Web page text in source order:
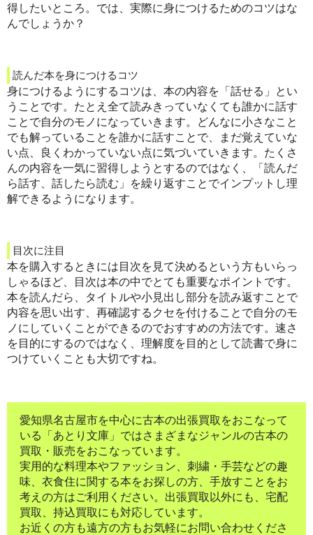
得したいところ。では、実際に身につけるためのコツはな
んでしょうか？
読んだ本を身につけるコツ
身につけるようにするコツは、本の内容を「話せる」とい
うことです。たとえ全て読みきっていなくても誰かに話す
ことで自分のモノになっていきます。どんなに小さなこと
でも解っていることを誰かに話すことで、まだ覚えていな
い点、良くわかっていない点に気づいていきます。たくさ
んの内容を一気に習得しようとするのではなく、「読んだ
ら話す、話したら読む」を繰り返すことでインプットし理
解できるようになります。
目次に注目
本を購入するときには目次を見て決めるという方もいらっ
しゃるほど、目次は本の中でとても重要なポイントです。
本を読んだら、タイトルや小見出し部分を読み返すことで
内容を思い出す、再確認するクセを付けることで自分のモ
ノにしていくことができるのでおすすめの方法です。速さ
を目的にするのではなく、理解度を目的として読書で身に
つけていくことも大切ですね。
愛知県名古屋市を中心に古本の出張買取をおこなって
いる「あとり文庫」ではさまざまなジャンルの古本の
買取・販売をおこなっています。
実用的な料理本やファッション、刺繍・手芸などの趣
味、衣食住に関する本をお探しの方、手放すことをお
考えの方はご利用ください。出張買取以外にも、宅配
買取、持込買取にも対応しています。
お近くの方も遠方の方もお気軽にお問い合わせくださ